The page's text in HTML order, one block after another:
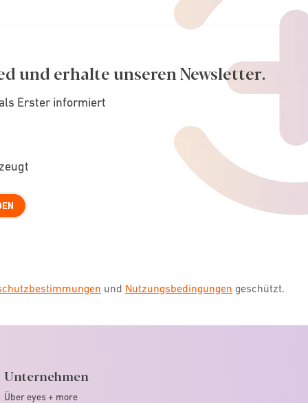
und erhalte unseren Newsletter.
Erster informiert
und Nutzungsbedingungen geschützt.
Unternehmen
Über eyes + more